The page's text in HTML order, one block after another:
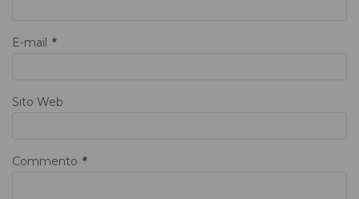
E-mail *
Sito Web
Commento *